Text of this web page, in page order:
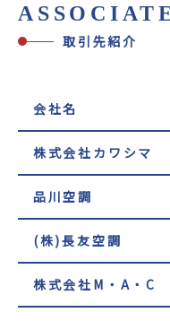
取引先紹介
会社名
株式会社カワシマ
品川空調
(株)長友空調
株式会社M・A・C